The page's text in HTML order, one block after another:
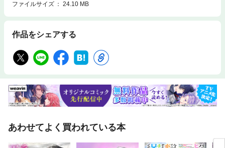
ファイルサイズ
24.10 MB
作品をシェアする
あわせてよく買われている本